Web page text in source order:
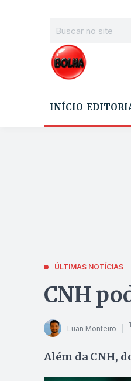
INÍCIO
ÚLTIMAS NOTÍCIAS
CNH
Luan Monteiro
Além da CNH,